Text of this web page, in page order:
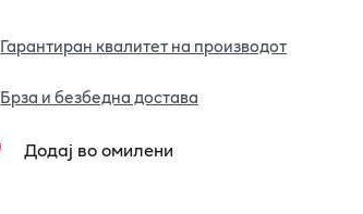
Гарантиран квалитет на производот
Брза и безбедна достава
Додај во омилени